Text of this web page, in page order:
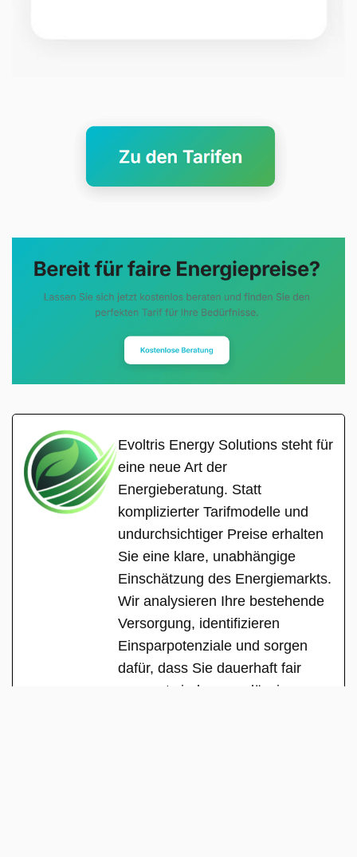
Evoltris Energy Solutions steht für
eine neue Art der
Energieberatung. Statt
komplizierter Tarifmodelle und
undurchsichtiger Preise erhalten
Sie eine klare, unabhängige
Einschätzung des Energiemarkts.
Wir analysieren Ihre bestehende
Versorgung, identifizieren
Einsparpotenziale und sorgen
dafür, dass Sie dauerhaft fair
versorgt sind – zuverlässig,